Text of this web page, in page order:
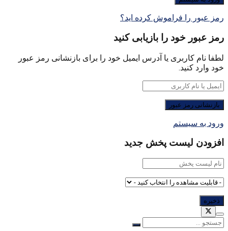
رمز عبور را فراموش کرده اید؟
رمز عبور خود را بازیابی کنید
لطفا نام کاربری یا آدرس ایمیل خود را برای بازنشانی رمز عبور
خود وارد کنید.
ورود به سیستم
افزودن لیست پخش جدید